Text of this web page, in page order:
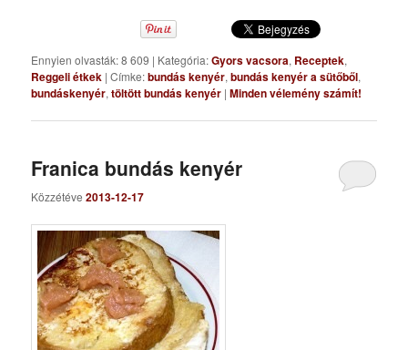
Ennyien olvasták: 8 609 | Kategória:Gyors vacsora, Receptek,
Reggeli étkek |Címke:bundás kenyér,bundás kenyér a sütőből,
bundáskenyér,töltött bundás kenyér |Minden vélemény számít!
Franica bundás kenyér
Közzétéve2013-12-17